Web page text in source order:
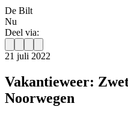
De Bilt
Nu
Deel via:
21 juli 2022
Vakantieweer:
Noorwegen